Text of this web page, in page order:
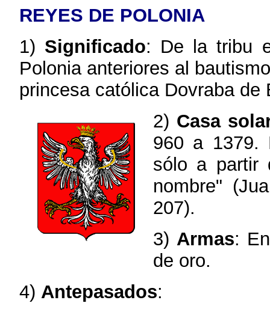
REYES DE POLONIA
1) Significado: De la tribu
Polonia anteriores al
princesa católica Dovraba de
2) Casa
960 a 1379.
sólo a partir
nombre"
207).
3) Armas:
de oro.
4) Antepasados: